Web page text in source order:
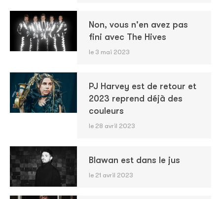
Non, vous n'en avez pas
fini avec The Hives
le 3 mai 2023
PJ Harvey est de retour et
2023 reprend déjà des
couleurs
le 28 avril 2023
Blawan est dans le jus
le 21 avril 2023